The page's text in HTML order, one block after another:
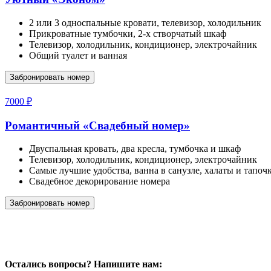
2 или 3 односпальные кровати, телевизор, холодильник
Прикроватные тумбочки, 2-х створчатый шкаф
Телевизор, холодильник, кондиционер, электрочайник
Общий туалет и ванная
Забронировать номер
7000 ₽
Романтичный «Свадебный номер»
Двуспальная кровать, два кресла, тумбочка и шкаф
Телевизор, холодильник, кондиционер, электрочайник
Самые лучшие удобства, ванна в санузле, халаты и
Свадебное декорирование номера
Забронировать номер
Остались вопросы? Напишите нам: